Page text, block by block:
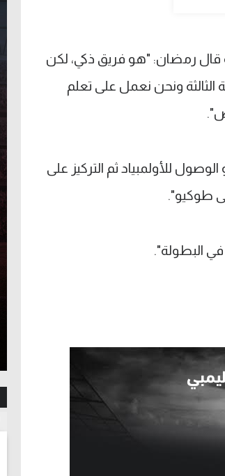
قال رمضان: "هو فريق ذكي، لكن
الجولة الثالثة ونحن نعمل على تعلم
للأولمبياد ثم التركيز على
طوكيو".
في البطولة".